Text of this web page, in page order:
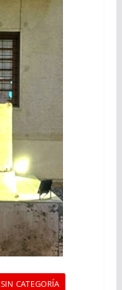
SIN CATEGORÍA